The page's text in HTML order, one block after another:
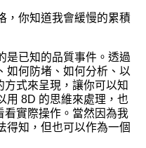
，你知道我會緩慢的累積
是已知的品質事件。透過
如何防堵、如何分析、以
式來呈現，讓你可以知
用 8D 的思維來處理，也
看實際操作。當然因為我
得知，但也可以作為一個